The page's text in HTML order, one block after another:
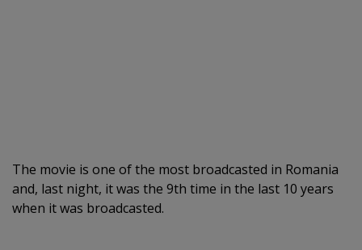
The movie is one of the most broadcasted in Romania
and, last night, it was the 9th time in the last 10 years
when it was broadcasted.